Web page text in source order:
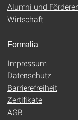
Alumni und Förderer
Wirtschaft
Formalia
Impressum
Datenschutz
Barrierefreiheit
Zertifikate
AGB